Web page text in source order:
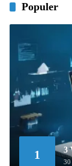
Populer
1 3
30